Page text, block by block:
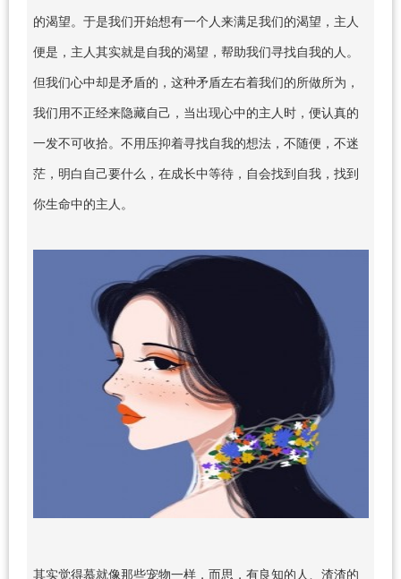
的渴望。于是我们开始想有一个人来满足我们的渴望，主人
便是，主人其实就是自我的渴望，帮助我们寻找自我的人。
但我们心中却是矛盾的，这种矛盾左右着我们的所做所为，
我们用不正经来隐藏自己，当出现心中的主人时，便认真的
一发不可收拾。不用压抑着寻找自我的想法，不随便，不迷
茫，明白自己要什么，在成长中等待，自会找到自我，找到
你生命中的主人。
其实觉得慕就像那些宠物一样，而思，有良知的人、渣渣的